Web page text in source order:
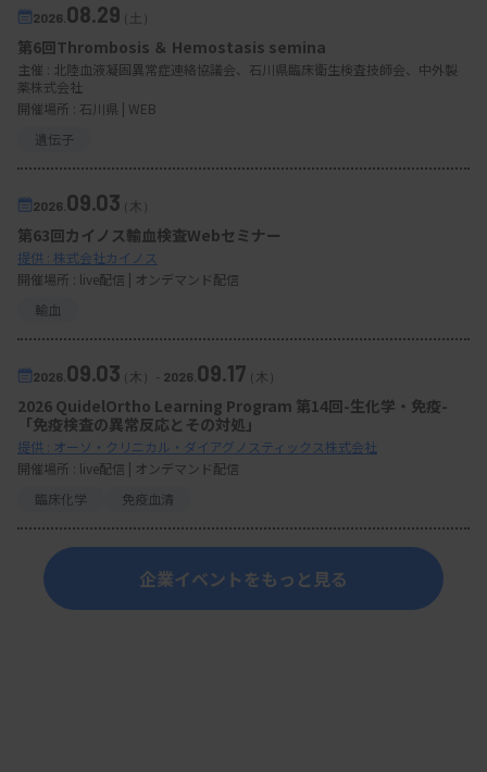
2026. 08.29（土）
第6回Thrombosis ＆ Hemostasis semina
主催 : 北陸血液凝固異常症連絡協議会、石川県臨床衛生検査技師会、中外製
薬株式会社
開催場所 : 石川県 | WEB
遺伝子
2026. 09.03（木）
第63回カイノス輸血検査Webセミナー
提供 : 株式会社カイノス
開催場所 : live配信 | オンデマンド配信
輸血
2026. 09.03（木） - 2026. 09.17（木）
2026 QuidelOrtho Learning Program 第14回-生化学・免疫-
「免疫検査の異常反応とその対処」
提供 : オーソ・クリニカル・ダイアグノスティックス株式会社
開催場所 : live配信 | オンデマンド配信
臨床化学
免疫血清
企業イベントをもっと見る